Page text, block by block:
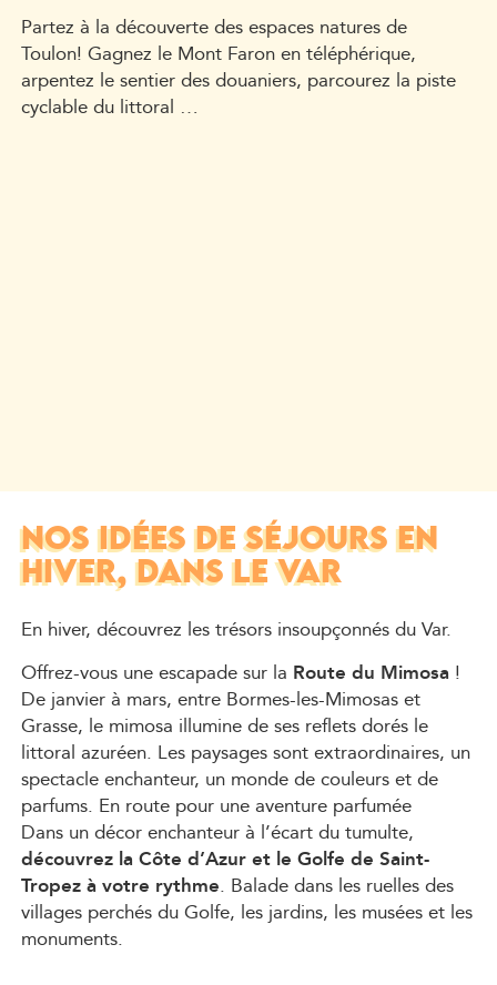
Partez à la découverte des espaces natures de
Toulon! Gagnez le Mont Faron en téléphérique,
arpentez le sentier des douaniers, parcourez la piste
cyclable du littoral …
NOS IDÉES DE SÉJOURS EN
HIVER, DANS LE VAR
En hiver, découvrez les trésors insoupçonnés du Var.
Offrez-vous une escapade sur la Route du Mimosa !
De janvier à mars, entre Bormes-les-Mimosas et
Grasse, le mimosa illumine de ses reflets dorés le
littoral azuréen. Les paysages sont extraordinaires, un
spectacle enchanteur, un monde de couleurs et de
parfums. En route pour une aventure parfumée
Dans un décor enchanteur à l’écart du tumulte,
découvrez la Côte d’Azur et le Golfe de Saint-
Tropez à votre rythme. Balade dans les ruelles des
villages perchés du Golfe, les jardins, les musées et les
monuments.